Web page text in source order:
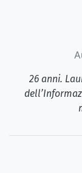
26 anni.